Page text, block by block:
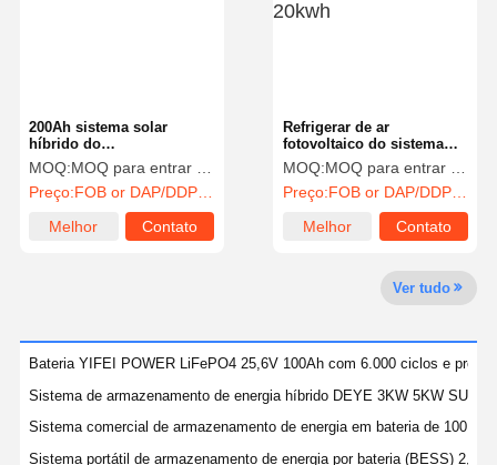
Sistema das energias solares do picovolt
Gerador solar portátil
Sistema de armazenamento de energia
Eletrodomésticos
Sistema de energia renovável
Refrigerar de ar
fotovoltaico do sistema
IP54 IP65 do
armazenamento de
energia de 10KW 20kwh
MOQ:MOQ para entrar em contato com vendas
Preço:FOB or DAP/DDP to contact sales
Melhor
Contato
200Ah sistema solar
híbrido do
armazenamento de
energia da bateria do
inversor 10.24kWh
MOQ:MOQ para entrar em contato com vendas
Preço:FOB or DAP/DDP to contact sales
Melhor
Contato
Ver tudo
Bateria YIFEI POWER LiFePO4 25,6V 100Ah com 6.000 ciclos e
Sistema de armazenamento de energia híbrido DEYE 3KW 5KW SUN-
Sistema comercial de armazenamento de energia em bateria de 100
Sistema portátil de armazenamento de energia por bateria (BESS) 2,5